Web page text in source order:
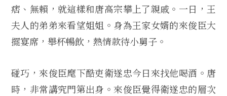
痞、無賴，就這樣和唐高宗攀上了親戚。一日，王
夫人的弟弟來看望姐姐。身為王家女婿的來俊臣大
擺宴席，舉杯暢飲，熱情款待小舅子。
碰巧，來俊臣麾下酷吏衛遂忠今日來找他喝酒。唐
時，非常講究門第出身。來俊臣覺得衛遂忠的層次